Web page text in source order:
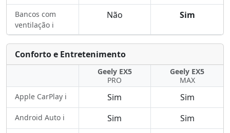
Bancos com
ventilação ℹ️
Não Sim
Conforto e Entretenimento
Geely EX5
PRO
Geely EX5
MAX
Apple CarPlay ℹ️
Sim Sim
Android Auto ℹ️ Sim Sim